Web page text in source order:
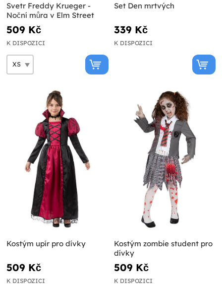
Svetr Freddy Krueger -
Noční můra v Elm Street
509 Kč
K DISPOZICI
Set Den mrtvých
339 Kč
K DISPOZICI
Kostým upír pro dívky
509 Kč
K DISPOZICI
Kostým zombie student pro
dívky
509 Kč
K DISPOZICI